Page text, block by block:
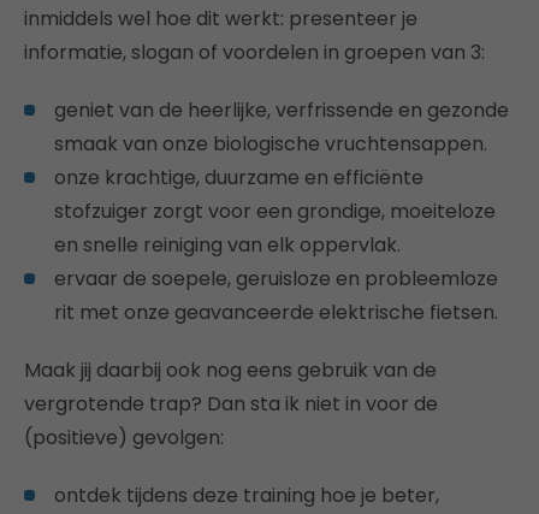
inmiddels wel hoe dit werkt: presenteer je
informatie, slogan of voordelen in groepen van 3:
geniet van de heerlijke, verfrissende en gezonde
smaak van onze biologische vruchtensappen.
onze krachtige, duurzame en efficiënte
stofzuiger zorgt voor een grondige, moeiteloze
en snelle reiniging van elk oppervlak.
ervaar de soepele, geruisloze en probleemloze
rit met onze geavanceerde elektrische fietsen.
Maak jij daarbij ook nog eens gebruik van de
vergrotende trap? Dan sta ik niet in voor de
(positieve) gevolgen:
ontdek tijdens deze training hoe je beter,